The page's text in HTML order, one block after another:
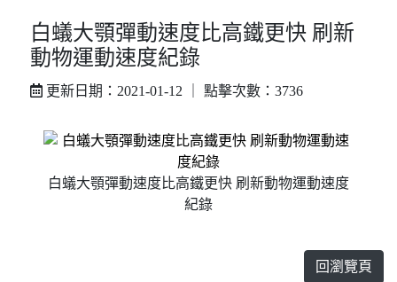
白蟻大顎彈動速度比高鐵更快 刷新
動物運動速度紀錄
更新日期：2021-01-12 ｜ 點擊次數：3736
白蟻大顎彈動速度比高鐵更快 刷新動物運動速度
紀錄
回瀏覽頁